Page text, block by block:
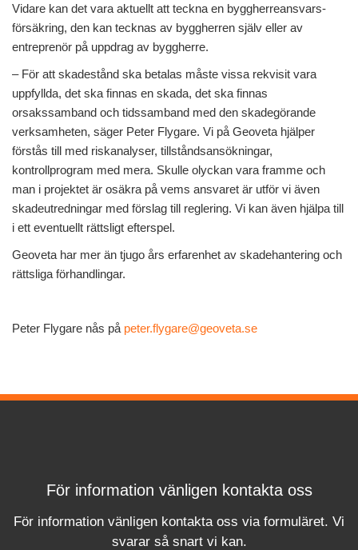
Vidare kan det vara aktuellt att teckna en byggherreansvars-
försäkring, den kan tecknas av byggherren själv eller av
entreprenör på uppdrag av byggherre.
– För att skadestånd ska betalas måste vissa rekvisit vara
uppfyllda, det ska finnas en skada, det ska finnas
orsakssamband och tidssamband med den skadegörande
verksamheten, säger Peter Flygare. Vi på Geoveta hjälper
förstås till med riskanalyser, tillståndsansökningar,
kontrollprogram med mera. Skulle olyckan vara framme och
man i projektet är osäkra på vems ansvaret är utför vi även
skadeutredningar med förslag till reglering. Vi kan även hjälpa till
i ett eventuellt rättsligt efterspel.
Geoveta har mer än tjugo års erfarenhet av skadehantering och
rättsliga förhandlingar.
Peter Flygare nås på peter.flygare@geoveta.se
För information vänligen kontakta oss
För information vänligen kontakta oss via formuläret. Vi
svararså snart vi kan.